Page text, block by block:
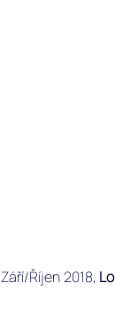
Září/Říjen 2018,